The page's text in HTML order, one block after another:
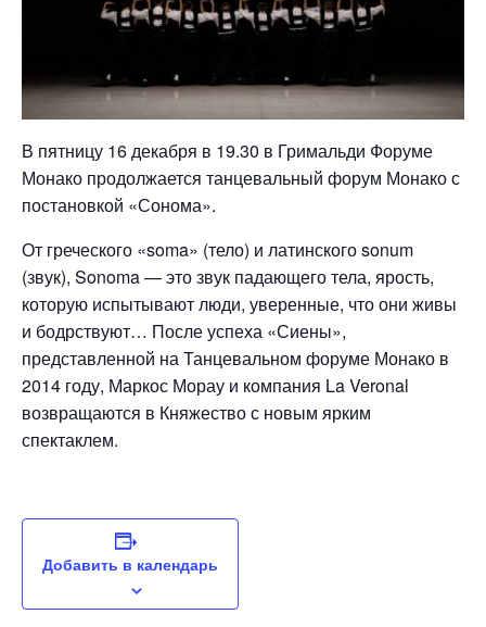
В пятницу 16 декабря в 19.30 в Гримальди Форуме
Монако продолжается танцевальный форум Монако с
постановкой «Сонома».
От греческого «soma» (тело) и латинского sonum
(звук), Sonoma — это звук падающего тела, ярость,
которую испытывают люди, уверенные, что они живы
и бодрствуют… После успеха «Сиены»,
представленной на Танцевальном форуме Монако в
2014 году, Маркос Морау и компания La Veronal
возвращаются в Княжество с новым ярким
спектаклем.
Добавить в календарь